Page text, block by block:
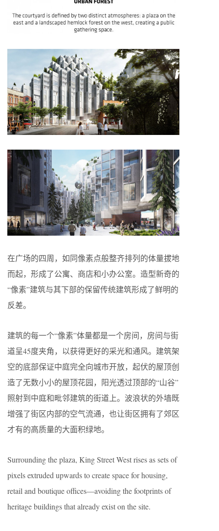
在广场的四周，如同像素点般整齐排列的体量拔地
而起，形成了公寓、商店和小办公室。造型新奇的
“像素”建筑与其下部的保留传统建筑形成了鲜明的
反差。
建筑的每一个“像素”体量都是一个房间，房间与街
道呈45度夹角，以获得更好的采光和通风。建筑架
空的底部保证中庭完全向城市开放，起伏的屋顶创
造了无数小小的屋顶花园，阳光透过顶部的“山谷”
照射到中庭和毗邻建筑的街道上。波浪状的外墙既
增强了街区内部的空气流通，也让街区拥有了郊区
才有的高质量的大面积绿地。
Surrounding the plaza, King Street West rises as sets of
pixels extruded upwards to create space for housing,
retail and boutique offices—avoiding the footprints of
heritage buildings that already exist on the site.